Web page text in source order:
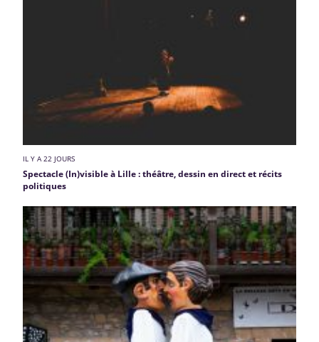
IL Y A 22 JOURS
Spectacle (In)visible à Lille : théâtre, dessin en direct et récits
politiques